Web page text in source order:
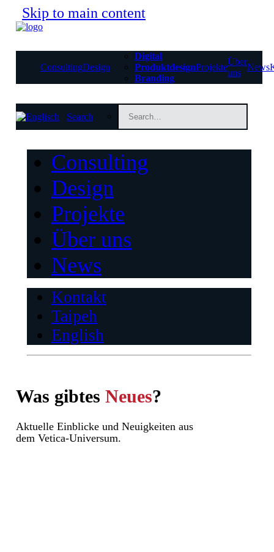
Skip to main content
ConsultingDesign
Digital
Produktdesign
Branding
Projekte
Über
uns
News
Search
Consulting
Design
Projekte
Über uns
News
Kontakt
Taipeh
English
Was gibtes Neues?
Aktuelle Einblicke und Neuigkeiten aus
dem Vetica‑Universum.